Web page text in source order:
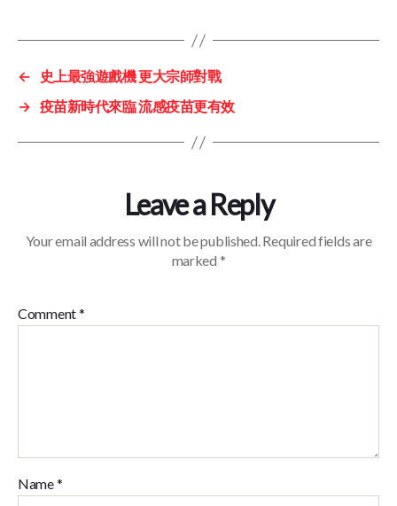
←
史上最強遊戲機 更大宗師對戰
→ 疫苗新時代來臨 流感疫苗更有效
Leave a Reply
Your email address will not be published.Required fields are
marked *
Comment*
Name*